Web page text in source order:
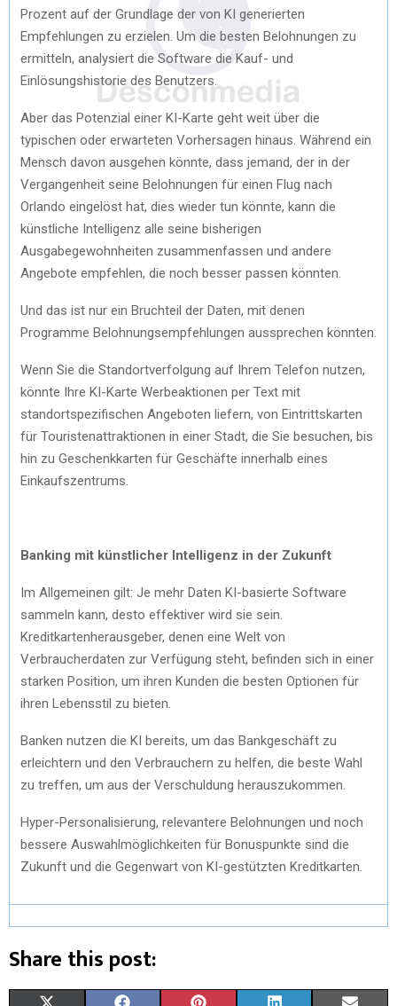
Prozent auf der Grundlage der von KI generierten
Empfehlungen zu erzielen. Um die besten Belohnungen zu
ermitteln, analysiert die Software die Kauf- und
Einlösungshistorie des Benutzers.
Aber das Potenzial einer KI-Karte geht weit über die
typischen oder erwarteten Vorhersagen hinaus. Während ein
Mensch davon ausgehen könnte, dass jemand, der in der
Vergangenheit seine Belohnungen für einen Flug nach
Orlando eingelöst hat, dies wieder tun könnte, kann die
künstliche Intelligenz alle seine bisherigen
Ausgabegewohnheiten zusammenfassen und andere
Angebote empfehlen, die noch besser passen könnten.
Und das ist nur ein Bruchteil der Daten, mit denen
Programme Belohnungsempfehlungen aussprechen könnten.
Wenn Sie die Standortverfolgung auf Ihrem Telefon nutzen,
könnte Ihre KI-Karte Werbeaktionen per Text mit
standortspezifischen Angeboten liefern, von Eintrittskarten
für Touristenattraktionen in einer Stadt, die Sie besuchen, bis
hin zu Geschenkkarten für Geschäfte innerhalb eines
Einkaufszentrums.
Banking mit künstlicher Intelligenz in der Zukunft
Im Allgemeinen gilt: Je mehr Daten KI-basierte Software
sammeln kann, desto effektiver wird sie sein.
Kreditkartenherausgeber, denen eine Welt von
Verbraucherdaten zur Verfügung steht, befinden sich in einer
starken Position, um ihren Kunden die besten Optionen für
ihren Lebensstil zu bieten.
Banken nutzen die KI bereits, um das Bankgeschäft zu
erleichtern und den Verbrauchern zu helfen, die beste Wahl
zu treffen, um aus der Verschuldung herauszukommen.
Hyper-Personalisierung, relevantere Belohnungen und noch
bessere Auswahlmöglichkeiten für Bonuspunkte sind die
Zukunft und die Gegenwart von KI-gestützten Kreditkarten.
Share this post: